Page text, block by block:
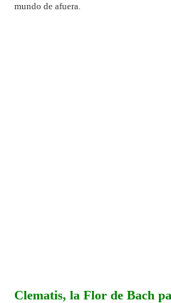
mundo de afuera.
Clematis, la Flor de Bach